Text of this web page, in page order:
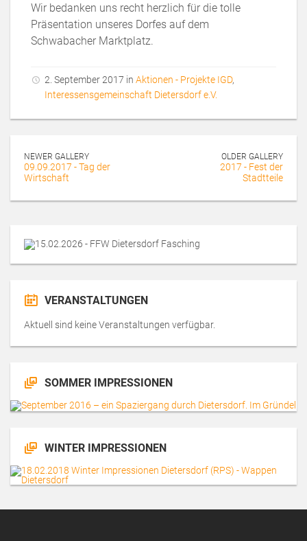
Wir bedanken uns recht herzlich für die tolle
Präsentation unseres Dorfes auf dem
Schwabacher Marktplatz.
2. September 2017 in Aktionen - Projekte IGD,
Interessensgemeinschaft Dietersdorf e.V.
NEWER GALLERY
09.09.2017 - Tag der
Wirtschaft
OLDER GALLERY
2017 - Fest der
Stadtteile
VERANSTALTUNGEN
Aktuell sind keine Veranstaltungen verfügbar.
SOMMER IMPRESSIONEN
WINTER IMPRESSIONEN